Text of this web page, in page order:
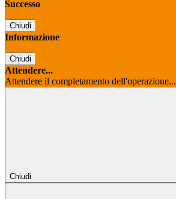
Successo
Chiudi
Informazione
Chiudi
Attendere...
Attendere il completamento dell'operazione...
Chiudi